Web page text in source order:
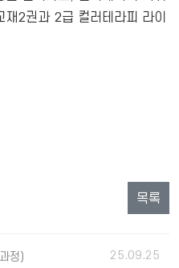
2권과 2급 컬러테라피 라이
목록
정) 25.09.25